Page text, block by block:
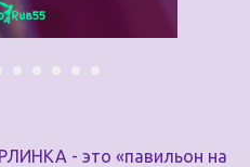
- это «павильон на